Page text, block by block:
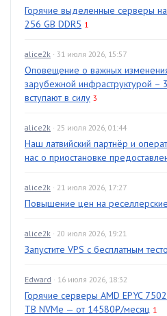
Горячие выделенные серверы
256 GB DDR5 1
alice2k · 31 июля 2026, 15:57
Оповещение о важных
зарубежной инфраструктурой –
вступают в силу 3
alice2k · 25 июля 2026, 01:44
Наш латвийский партнёр и
нас о приостановке
alice2k · 21 июля 2026, 17:27
Повышение цен на
alice2k · 20 июля 2026, 19:21
Запустите VPS с бесплатным
Edward · 16 июля 2026, 18:32
Горячие серверы AMD EPYC
TB NVMe — от 14580₽/месяц 1